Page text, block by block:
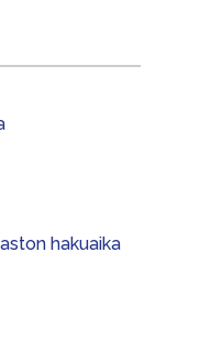
hakuaika